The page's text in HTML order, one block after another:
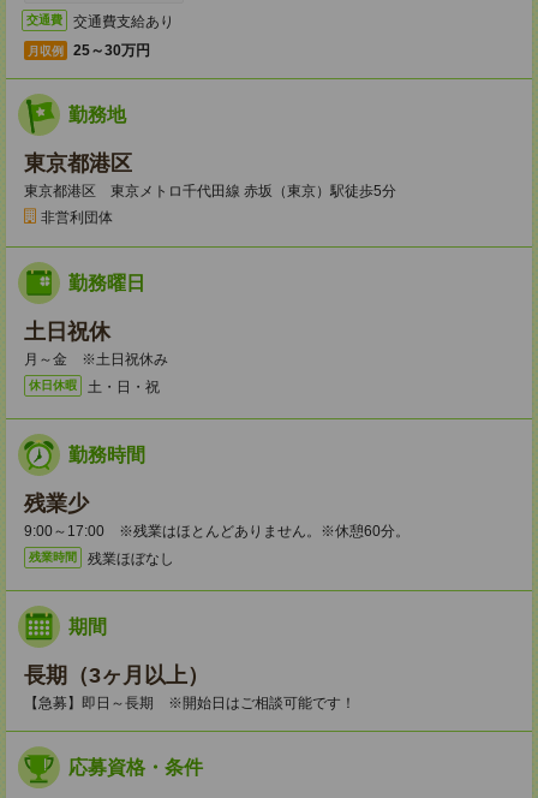
交通費 交通費支給あり
月収例 25～30万円
勤務地
東京都港区
東京都港区 東京メトロ千代田線 赤坂（東京）駅徒歩5分
非営利団体
勤務曜日
土日祝休
月～金 ※土日祝休み
休日休暇 土・日・祝
勤務時間
残業少
9:00～17:00 ※残業はほとんどありません。※休憩60分。
残業時間 残業ほぼなし
期間
長期（3ヶ月以上）
【急募】即日～長期 ※開始日はご相談可能です！
応募資格・条件